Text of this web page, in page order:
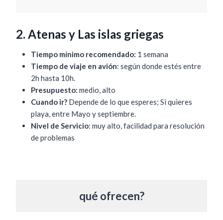
2. Atenas y Las islas griegas
Tiempo mínimo recomendado: 1 semana
Tiempo de viaje en avión: según donde estés entre
2h hasta 10h.
Presupuesto: medio, alto
Cuando ir? Depende de lo que esperes; Si quieres
playa, entre Mayo y septiembre.
Nivel de Servicio: muy alto, facilidad para resolución
de problemas
qué ofrecen?